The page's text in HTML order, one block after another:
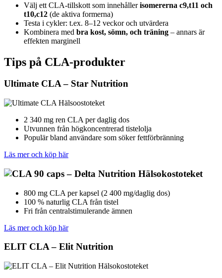
Välj ett CLA-tillskott som innehållerisomererna c9,t11 och
t10,c12 (de aktiva formerna)
Testa i cykler: t.ex. 8–12 veckor och utvärdera
Kombinera med bra kost, sömn, och träning – annars är
effekten marginell
Tips på CLA-produkter
Ultimate CLA – Star Nutrition
2 340 mg ren CLA per daglig dos
Utvunnen från högkoncentrerad tistelolja
Populär bland användare som söker fettförbränning
Läs mer och köp här
800 mg CLA per kapsel (2 400 mg/daglig dos)
100 % naturlig CLA från tistel
Fri från centralstimulerande ämnen
Läs mer och köp här
ELIT CLA – Elit Nutrition